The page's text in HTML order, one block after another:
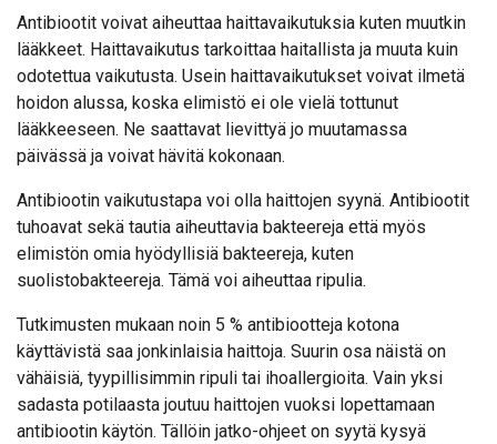
Antibiootit voivat aiheuttaa haittavaikutuksia kuten muutkin
lääkkeet. Haittavaikutus tarkoittaa haitallista ja muuta kuin
odotettua vaikutusta. Usein haittavaikutukset voivat ilmetä
hoidon alussa, koska elimistö ei ole vielä tottunut
lääkkeeseen. Ne saattavat lievittyä jo muutamassa
päivässä ja voivat hävitä kokonaan.
Antibiootin vaikutustapa voi olla haittojen syynä. Antibiootit
tuhoavat sekä tautia aiheuttavia bakteereja että myös
elimistön omia hyödyllisiä bakteereja, kuten
suolistobakteereja. Tämä voi aiheuttaa ripulia.
Tutkimusten mukaan noin 5 % antibiootteja kotona
käyttävistä saa jonkinlaisia haittoja. Suurin osa näistä on
vähäisiä, tyypillisimmin ripuli tai ihoallergioita. Vain yksi
sadasta potilaasta joutuu haittojen vuoksi lopettamaan
antibiootin käytön. Tällöin jatko-ohjeet on syytä kysyä